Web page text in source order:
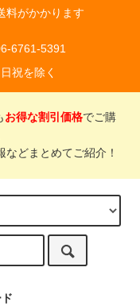
料がかかります
6761-5391
祝を除く
お得な割引価格でご購
どまとめてご紹介！